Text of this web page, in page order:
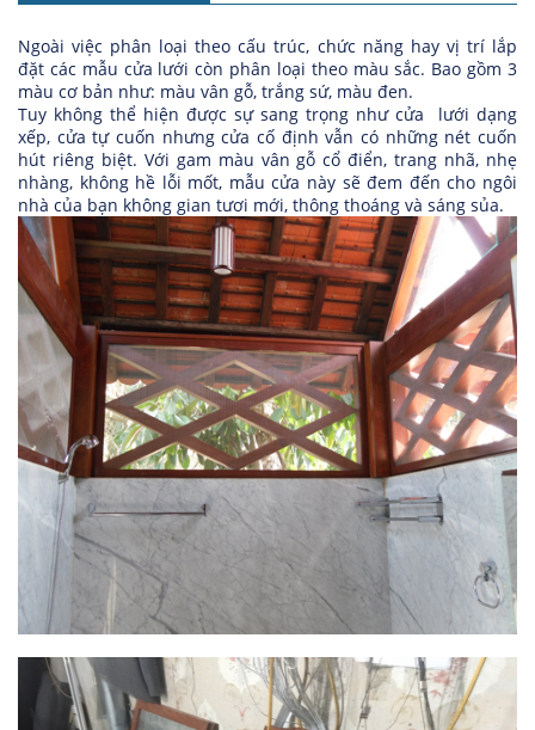
Ngoài việc phân loại theo cấu trúc, chức năng hay vị trí lắp
đặt các mẫu cửa lưới còn phân loại theo màu sắc. Bao gồm 3
màu cơ bản như: màu vân gỗ, trắng sứ, màu đen.
Tuy không thể hiện được sự sang trọng như cửa lưới dạng
xếp, cửa tự cuốn nhưng cửa cố định vẫn có những nét cuốn
hút riêng biệt. Với gam màu vân gỗ cổ điển, trang nhã, nhẹ
nhàng, không hề lỗi mốt, mẫu cửa này sẽ đem đến cho ngôi
nhà của bạn không gian tươi mới, thông thoáng và sáng sủa.